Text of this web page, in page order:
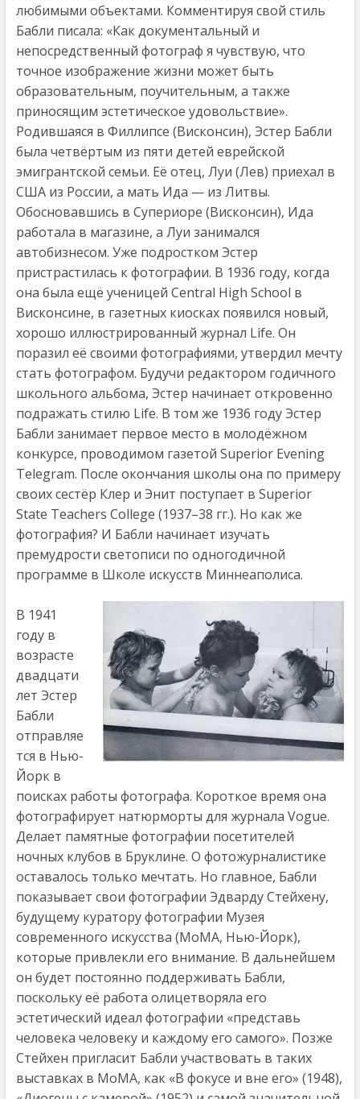
любимыми объектами. Комментируя свой стиль
Бабли писала: «Как документальный и
непосредственный фотограф я чувствую, что
точное изображение жизни может быть
образовательным, поучительным, а также
приносящим эстетическое удовольствие».
Родившаяся в Филлипсе (Висконсин), Эстер Бабли
была четвёртым из пяти детей еврейской
эмигрантской семьи. Её отец, Луи (Лев) приехал в
США из России, а мать Ида — из Литвы.
Обосновавшись в Супериоре (Висконсин), Ида
работала в магазине, а Луи занимался
автобизнесом. Уже подростком Эстер
пристрастилась к фотографии. В 1936 году, когда
она была ещё ученицей Central High School в
Висконсине, в газетных киосках появился новый,
хорошо иллюстрированный журнал Life. Он
поразил её своими фотографиями, утвердил мечту
стать фотографом. Будучи редактором годичного
школьного альбома, Эстер начинает откровенно
подражать стилю Life. В том же 1936 году Эстер
Бабли занимает первое место в молодёжном
конкурсе, проводимом газетой Superior Evening
Telegram. После окончания школы она по примеру
своих сестёр Клер и Энит поступает в Superior
State Teachers College (1937–38 гг.). Но как же
фотография? И Бабли начинает изучать
премудрости светописи по одногодичной
программе в Школе искусств Миннеаполиса.
В 1941
году в
возрасте
двадцати
лет Эстер
Бабли
отправляе
тся в Нью-
Йорк в
поисках работы фотографа. Короткое время она
фотографирует натюрморты для журнала Vogue.
Делает памятные фотографии посетителей
ночных клубов в Бруклине. О фотожурналистике
оставалось только мечтать. Но главное, Бабли
показывает свои фотографии Эдварду Стейхену,
будущему куратору фотографии Музея
современного искусства (МоМА, Нью-Йорк),
которые привлекли его внимание. В дальнейшем
он будет постоянно поддерживать Бабли,
поскольку её работа олицетворяла его
эстетический идеал фотографии «представь
человека человеку и каждому его самого». Позже
Стейхен пригласит Бабли участвовать в таких
выставках в МоМА, как «В фокусе и вне его» (1948),